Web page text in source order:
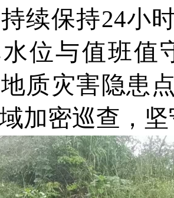
续保持24小
位与值班值
质灾害隐患
加密巡查，